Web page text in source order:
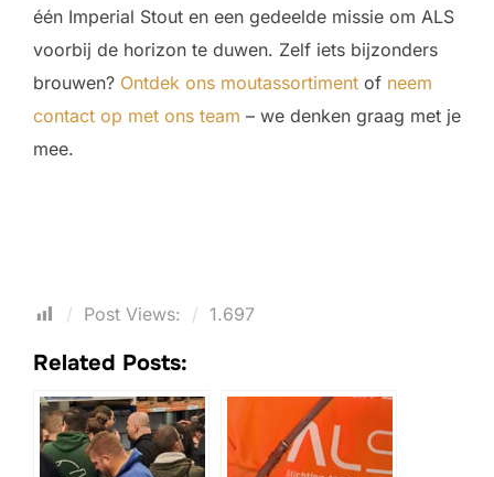
één Imperial Stout en een gedeelde missie om ALS
voorbij de horizon te duwen. Zelf iets bijzonders
brouwen? Ontdek ons moutassortiment of neem
contact op met ons team – we denken graag met je
mee.
Post Views: 1.697
Related Posts: